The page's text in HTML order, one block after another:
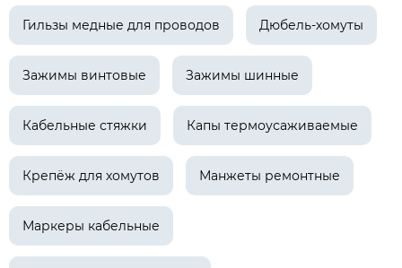
Гильзы медные для проводов Дюбель-хомуты
Зажимы винтовые Зажимы шинные
Кабельные стяжки Капы термоусаживаемые
Крепёж для хомутов Манжеты ремонтные
Маркеры кабельные